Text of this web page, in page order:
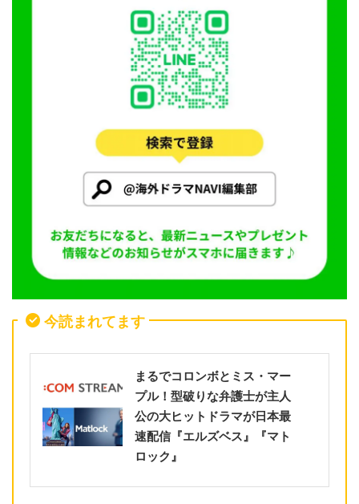
今読まれてます
まるでコロンボとミス・マー
プル！型破りな弁護士が主人
公の大ヒットドラマが日本最
速配信『エルズベス』『マト
ロック』